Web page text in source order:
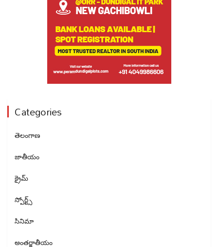
Categories
తెలంగాణ
జాతీయం
క్రైమ్
స్పోర్ట్స్
సినిమా
అంతర్జాతీయం